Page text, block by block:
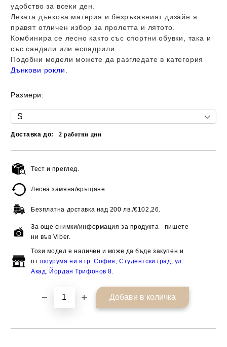
удобство за всеки ден.
Леката дънкова материя и безръкавният дизайн я
правят отличен избор за пролетта и лятото.
Комбинира се лесно както със спортни обувки, така и
със сандали или еспадрили.
Подобни модели можете да разгледате в категория
Дънкови рокли
Размери:
Доставка до: 2работни дни
Тест и преглед.
Лесна замяна/връщане.
Безплатна доставка над 200 лв./€102,26.
За още снимки/информация за продукта - пишете
ни във Viber.
Този модел е наличен и може да бъде закупен и
от шоурума ни в гр. София, Студентски град, ул.
Акад. Йордан Трифонов 8